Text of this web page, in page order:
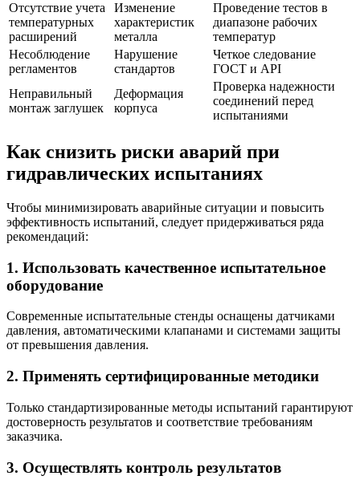
Отсутствие учета
температурных
расширений
Изменение
характеристик
металла
Проведение тестов в
диапазоне рабочих
температур
Несоблюдение
регламентов
Нарушение
стандартов
Четкое следование
ГОСТ и API
Неправильный
монтаж заглушек
Деформация
корпуса
Проверка надежности
соединений перед
испытаниями
Как снизить риски аварий при
гидравлических испытаниях
Чтобы минимизировать аварийные ситуации и повысить
эффективность испытаний, следует придерживаться ряда
рекомендаций:
1. Использовать качественное испытательное
оборудование
Современные испытательные стенды оснащены датчиками
давления, автоматическими клапанами и системами защиты
от превышения давления.
2. Применять сертифицированные методики
Только стандартизированные методы испытаний гарантируют
достоверность результатов и соответствие требованиям
заказчика.
3. Осуществлять контроль результатов